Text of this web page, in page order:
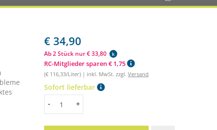
€ 34,90
Ab 2 Stück nur € 33,80 k
RC-Mitglieder sparen € 1,75
(€ 116,33/Liter) | inkl. MwSt. zzgl. Versand
Sofort lieferbar
Menge
- +